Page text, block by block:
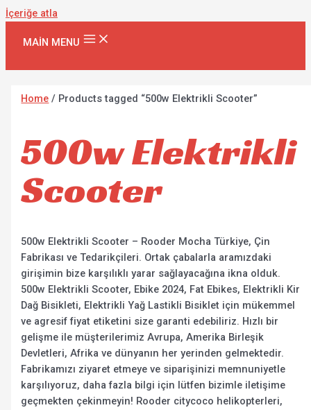
İçeriğe atla
MAIN MENU
Home / Products tagged “500w Elektrikli Scooter”
500w Elektrikli
Scooter
500w Elektrikli Scooter – Rooder Mocha Türkiye, Çin
Fabrikası ve Tedarikçileri. Ortak çabalarla aramızdaki
girişimin bize karşılıklı yarar sağlayacağına ikna olduk.
500w Elektrikli Scooter, Ebike 2024, Fat Ebikes, Elektrikli Kir
Dağ Bisikleti, Elektrikli Yağ Lastikli Bisiklet için mükemmel
ve agresif fiyat etiketini size garanti edebiliriz. Hızlı bir
gelişme ile müşterilerimiz Avrupa, Amerika Birleşik
Devletleri, Afrika ve dünyanın her yerinden gelmektedir.
Fabrikamızı ziyaret etmeye ve siparişinizi memnuniyetle
karşılıyoruz, daha fazla bilgi için lütfen bizimle iletişime
geçmekten çekinmeyin! Rooder citycoco helikopterleri,